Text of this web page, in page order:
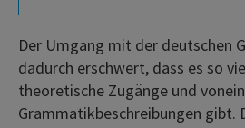
Der Umgang mit der deutschen
dadurch erschwert, dass es so
theoretische Zugänge und
Grammatikbeschreibungen gibt.